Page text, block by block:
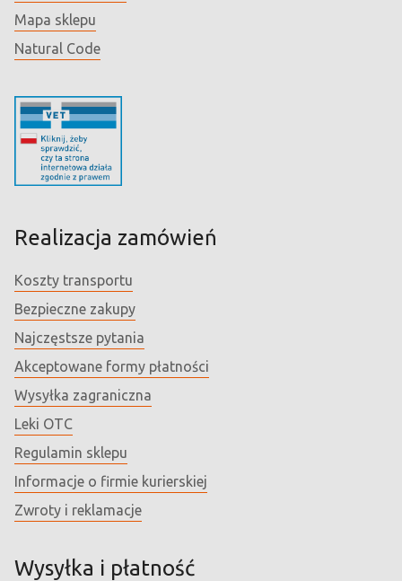
Mapa sklepu
Natural Code
Realizacja zamówień
Koszty transportu
Bezpieczne zakupy
Najczęstsze pytania
Akceptowane formy płatności
Wysyłka zagraniczna
Leki OTC
Regulamin sklepu
Informacje o firmie kurierskiej
Zwroty i reklamacje
Wysyłka i płatność